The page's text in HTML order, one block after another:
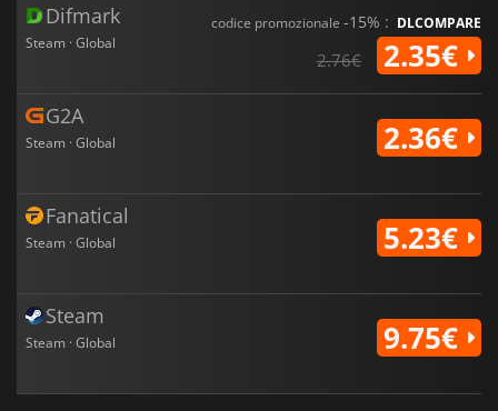
Difmark
Steam · Global
codice promozionale -15% : DLCOMPARE
2.76€ 2.35€
G2A
Steam · Global 2.36€
Fanatical
Steam · Global 5.23€
Steam
Steam · Global 9.75€